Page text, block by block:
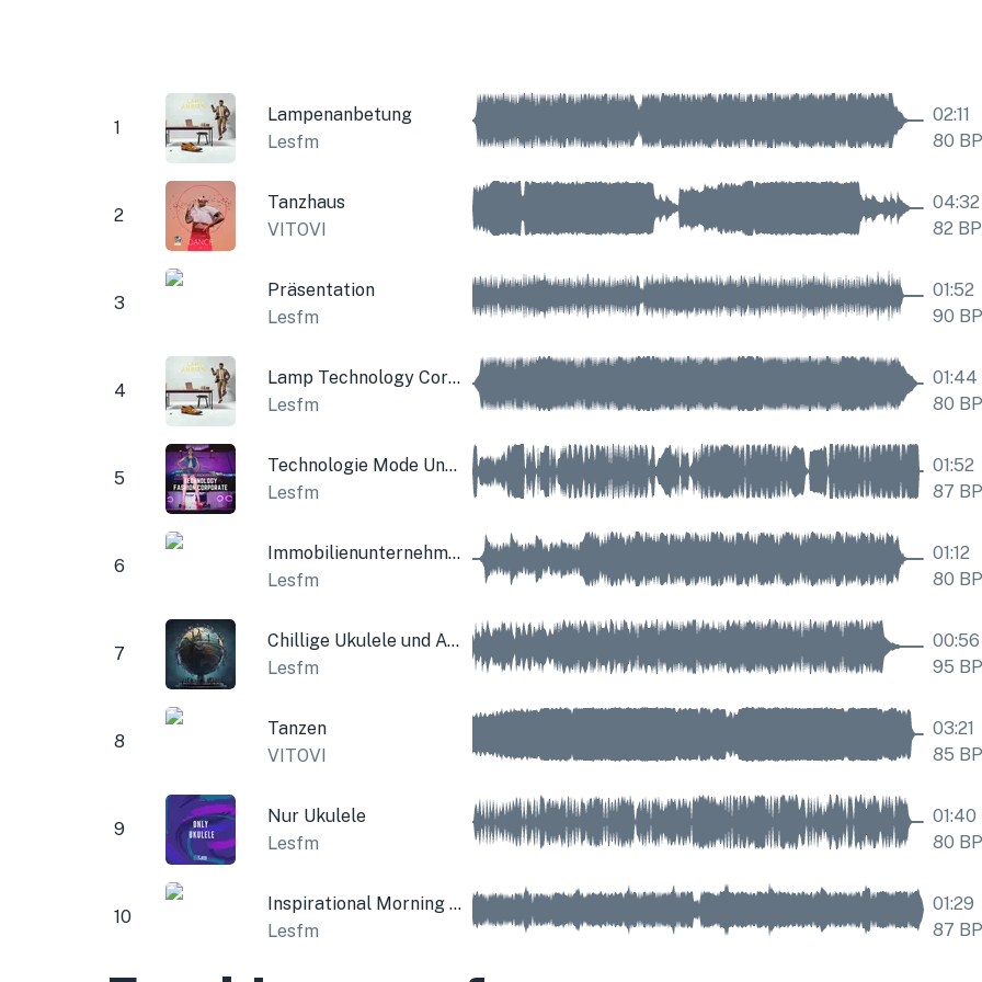
1
Lampenanbetung
Lesfm
02:11
80
2
Tanzhaus
VITOVI
04:32
82
3
Präsentation
Lesfm
01:52
90
4
Lamp Technology Corporate
Lesfm
01:44
80
5
Technologie Mode Unternehmen
Lesfm
01:52
87
6
Immobilienunternehmen
Lesfm
01:12
80
7
Chillige Ukulele und Akustikgitarre
Lesfm
00:56
95
8
Tanzen
VITOVI
03:21
85
9
Nur Ukulele
Lesfm
01:40
80
10
Inspirational Morning Corporation
Lesfm
01:29
87